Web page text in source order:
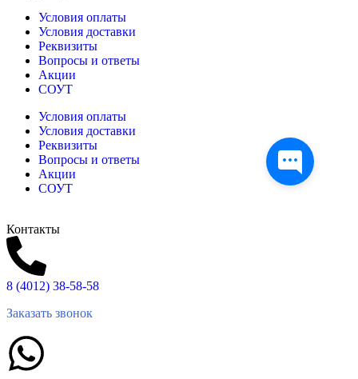
Условия оплаты
Условия доставки
Реквизиты
Вопросы и ответы
Акции
СОУТ
Условия оплаты
Условия доставки
Реквизиты
Вопросы и ответы
Акции
СОУТ
Контакты
8 (4012) 38-58-58
Заказать звонок